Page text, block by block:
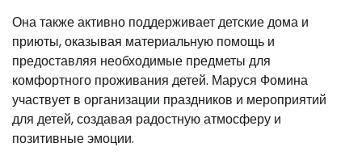
Она также активно поддерживает детские дома и
приюты, оказывая материальную помощь и
предоставляя необходимые предметы для
комфортного проживания детей. Маруся Фомина
участвует в организации праздников и мероприятий
для детей, создавая радостную атмосферу и
позитивные эмоции.